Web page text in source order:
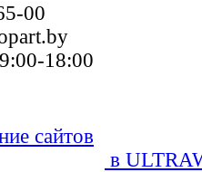
00
18:00
в